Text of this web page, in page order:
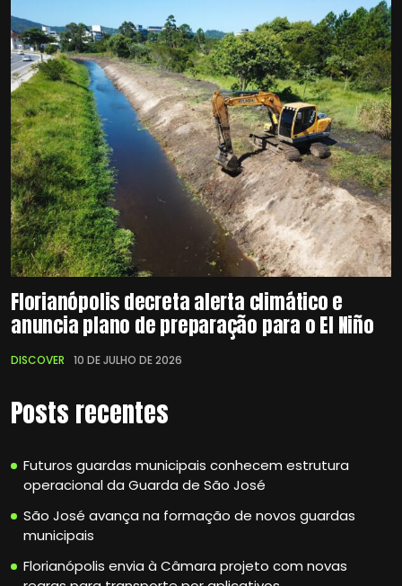
Florianópolis decreta alerta climático e
anuncia plano de preparação para o El Niño
DISCOVER 10 DE JULHO DE 2026
Posts recentes
Futuros guardas municipais conhecem estrutura
operacional da Guarda de São José
São José avança na formação de novos guardas
municipais
Florianópolis envia à Câmara projeto com novas